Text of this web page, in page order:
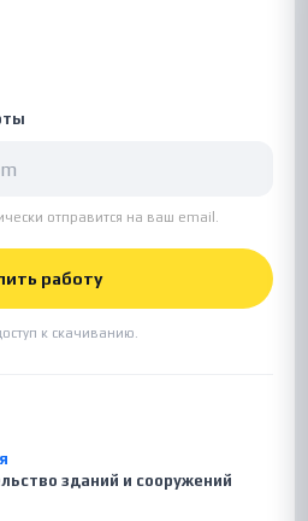
отправится на ваш email.
работу
к скачиванию.
зданий и сооружений